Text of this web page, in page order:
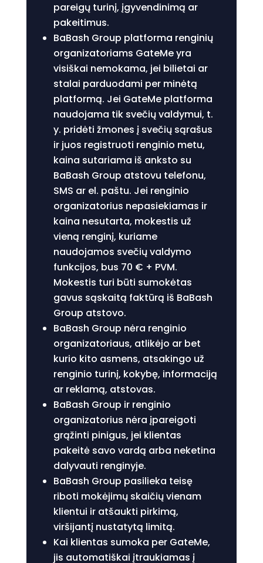
pareigų turinį, įgyvendinimą ar
pakeitimus.
BaBash Group platforma renginių
organizatoriams GateMe yra
visiškai nemokama, jei bilietai ar
stalai parduodami per minėtą
platformą. Jei GateMe platforma
naudojama tik svečių valdymui, t.
y. pridėti žmones į svečių sąrašus
ir juos registruoti renginio metu,
kaina sutariama iš anksto su
BaBash Group atstovu telefonu,
SMS ar el. paštu. Jei renginio
organizatorius nepasiekiamas ir
kaina nesutarta, mokestis už
vieną renginį, kuriame
naudojamos svečių valdymo
funkcijos, bus 70 € + PVM.
Mokestis turi būti sumokėtas
gavus sąskaitą faktūrą iš BaBash
Group atstovo.
BaBash Group nėra renginio
organizatoriaus, atlikėjo ar bet
kurio kito asmens, atsakingo už
renginio turinį, kokybę, informaciją
ar reklamą, atstovas.
BaBash Group ir renginio
organizatorius nėra įpareigoti
grąžinti pinigus, jei klientas
pakeitė savo vardą arba neketina
dalyvauti renginyje.
BaBash Group pasilieka teisę
riboti mokėjimų skaičių vienam
klientui ir atšaukti pirkimą,
viršijantį nustatytą limitą.
Kai klientas sumoka per GateMe,
jis automatiškai įtraukiamas į